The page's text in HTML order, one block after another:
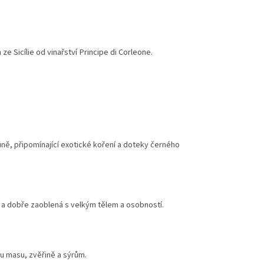
Sicílie od vinařství Principe di Corleone.
připomínající exotické koření a doteky černého
dobře zaoblená s velkým tělem a osobností.
masu, zvěřině a sýrům.